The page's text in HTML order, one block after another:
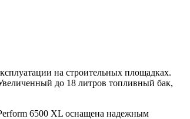
на строительных площадках.
до 18 литров топливный бак,
6500 XL оснащена надежным